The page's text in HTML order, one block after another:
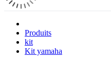
Produits
kit
Kit yamaha